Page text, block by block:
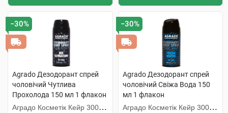
−30%
Agrado Дезодорант спрей
чоловічий Чутлива
Прохолода 150 мл 1 флакон
Аградо Косметік Кейр 3000
−30%
Agrado Дезодорант спрей
чоловічий Свіжа Вода 150
мл 1 флакон
Аградо Косметік Кейр 3000